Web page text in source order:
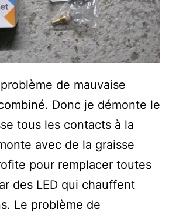
de mauvaise
Donc je démonte le
tous les contacts à la
avec de la graisse
pour remplacer toutes
des LED qui chauffent
Le problème de